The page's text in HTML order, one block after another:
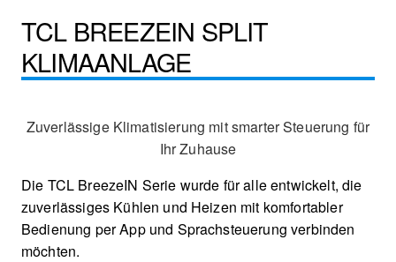
TCL BREEZEIN SPLIT
KLIMAANLAGE
Zuverlässige Klimatisierung mit smarter Steuerung für
Ihr Zuhause
Die TCL BreezeIN Serie wurde für alle entwickelt, die
zuverlässiges Kühlen und Heizen mit komfortabler
Bedienung per App und Sprachsteuerung verbinden
möchten.